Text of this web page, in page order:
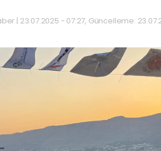
| 23.07.2025 - 07:27, Güncelleme: